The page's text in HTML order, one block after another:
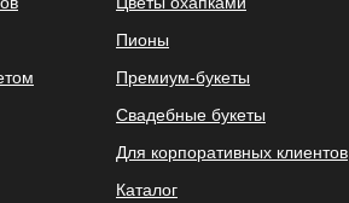
Пионы
Премиум-букеты
Свадебные букеты
Для корпоративных клиентов
Каталог